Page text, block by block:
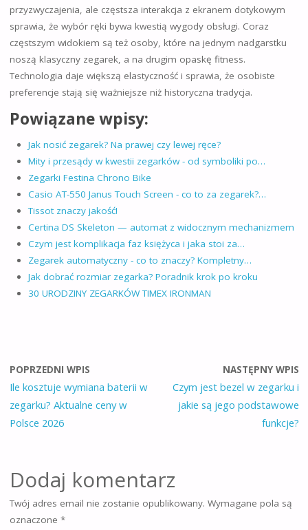
przyzwyczajenia, ale częstsza interakcja z ekranem dotykowym
sprawia, że wybór ręki bywa kwestią wygody obsługi. Coraz
częstszym widokiem są też osoby, które na jednym nadgarstku
noszą klasyczny zegarek, a na drugim opaskę fitness.
Technologia daje większą elastyczność i sprawia, że osobiste
preferencje stają się ważniejsze niż historyczna tradycja.
Powiązane wpisy:
Jak nosić zegarek? Na prawej czy lewej ręce?
Mity i przesądy w kwestii zegarków - od symboliki po…
Zegarki Festina Chrono Bike
Casio AT-550 Janus Touch Screen - co to za zegarek?…
Tissot znaczy jakość!
Certina DS Skeleton — automat z widocznym mechanizmem
Czym jest komplikacja faz księżyca i jaka stoi za…
Zegarek automatyczny - co to znaczy? Kompletny…
Jak dobrać rozmiar zegarka? Poradnik krok po kroku
30 URODZINY ZEGARKÓW TIMEX IRONMAN
POPRZEDNI WPIS
Ile kosztuje wymiana baterii w
zegarku? Aktualne ceny w
Polsce 2026
NASTĘPNY WPIS
Czym jest bezel w zegarku i
jakie są jego podstawowe
funkcje?
Dodaj komentarz
Twój adres email nie zostanie opublikowany. Wymagane pola są
oznaczone *